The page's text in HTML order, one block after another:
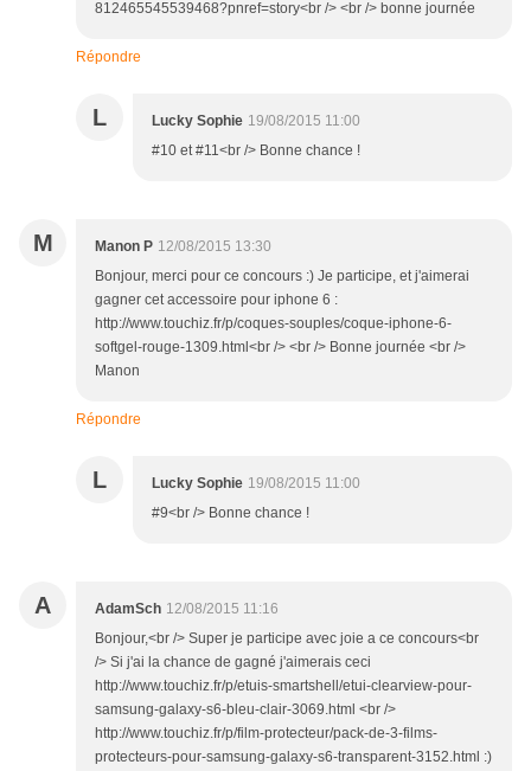
812465545539468?pnref=story<br /> <br /> bonne journée
Répondre
L Lucky Sophie 19/08/2015 11:00
#10 et #11<br /> Bonne chance !
M Manon P 12/08/2015 13:30
Bonjour, merci pour ce concours :) Je participe, et j'aimerai
gagner cet accessoire pour iphone 6 :
http://www.touchiz.fr/p/coques-souples/coque-iphone-6-
softgel-rouge-1309.html<br /> <br /> Bonne journée <br />
Manon
Répondre
L Lucky Sophie 19/08/2015 11:00
#9<br /> Bonne chance !
A AdamSch 12/08/2015 11:16
Bonjour,<br /> Super je participe avec joie a ce concours<br
/> Si j'ai la chance de gagné j'aimerais ceci
http://www.touchiz.fr/p/etuis-smartshell/etui-clearview-pour-
samsung-galaxy-s6-bleu-clair-3069.html <br />
http://www.touchiz.fr/p/film-protecteur/pack-de-3-films-
protecteurs-pour-samsung-galaxy-s6-transparent-3152.html :)